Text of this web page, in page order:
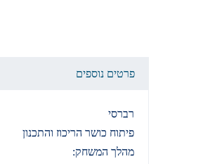
פרטים נוספים
רברסי
פיתוח כושר הריכוז והתכנון
מהלך המשחק: